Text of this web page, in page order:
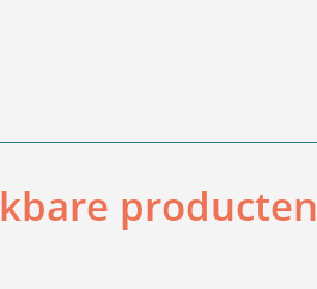
producten